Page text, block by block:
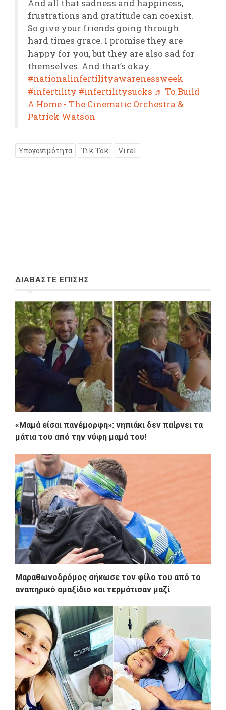
And all that sadness and happiness,
frustrations and gratitude can coexist.
So give your friends going through
hard times grace. I promise they are
happy for you, but they are also sad for
themselves. And that’s okay.
#nationalinfertilityawarenessweek
#infertility #infertilitysucks ♬ To Build
A Home - The Cinematic Orchestra &
Patrick Watson
Υπογονιμότητα Tik Tok Viral
ΔΙΑΒΑΣΤΕ ΕΠΙΣΗΣ
«Μαμά είσαι πανέμορφη»: νηπιάκι δεν παίρνει τα
μάτια του από την νύφη μαμά του!
Μαραθωνοδρόμος σήκωσε τον φίλο του από το
αναπηρικό αμαξίδιο και τερμάτισαν μαζί